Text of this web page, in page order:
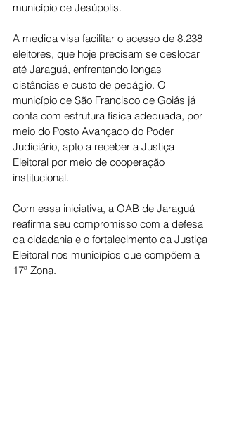
município de Jesúpolis.
A medida visa facilitar o acesso de 8.238
eleitores, que hoje precisam se deslocar
até Jaraguá, enfrentando longas
distâncias e custo de pedágio. O
município de São Francisco de Goiás já
conta com estrutura física adequada, por
meio do Posto Avançado do Poder
Judiciário, apto a receber a Justiça
Eleitoral por meio de cooperação
institucional.
Com essa iniciativa, a OAB de Jaraguá
reafirma seu compromisso com a defesa
da cidadania e o fortalecimento da Justiça
Eleitoral nos municípios que compõem a
17ª Zona.